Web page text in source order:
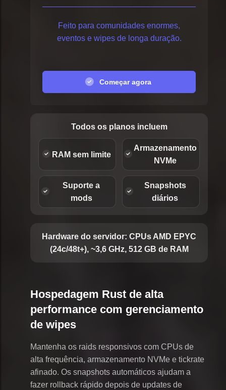
Feito para comunidades enormes,
eventos e wipes de longa duração.
Começar agora
Todos os planos incluem
RAM sem limite
Armazenamento
NVMe
Suporte a
mods
Snapshots
diários
Hardware do servidor: CPUs AMD EPYC
(24c/48t+), ~3,6 GHz, 512 GB de RAM
Hospedagem Rust de alta
performance com gerenciamento
de wipes
Mantenha os raids responsivos com CPUs de
alta frequência, armazenamento NVMe e tickrate
afinado. Os snapshots automáticos ajudam a
fazer rollback rápido depois de updates de